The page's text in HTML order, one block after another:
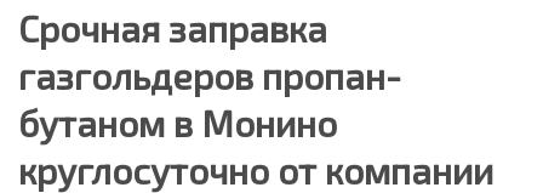
Срочная заправка
газгольдеров пропан-
бутаном в Монино
круглосуточно от компании